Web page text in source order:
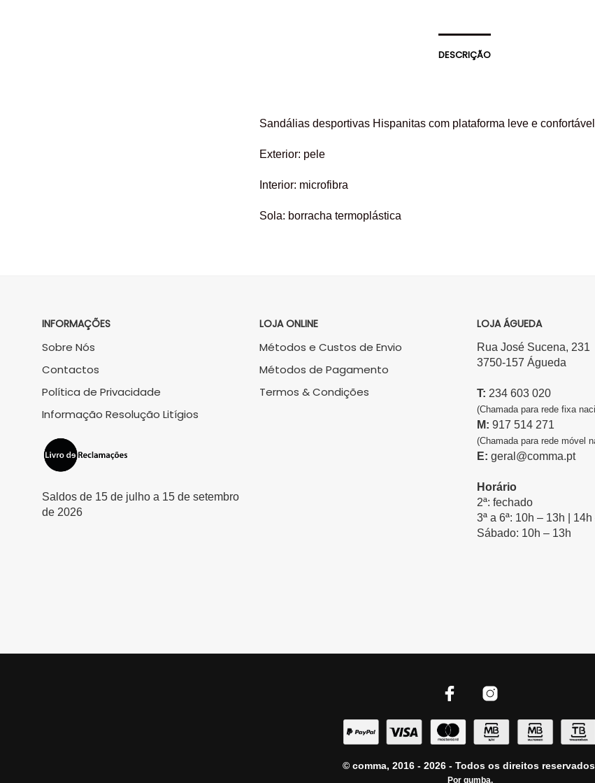
DESCRIÇÃO
Sandálias desportivas Hispanitas com plataforma leve e
Exterior: pele
Interior: microfibra
Sola: borracha termoplástica
INFORMAÇÕES
Sobre Nós
Contactos
Política de Privacidade
Informação Resolução Litígios
Saldos de 15 de julho a 15 de setembro
de 2026
LOJA ONLINE
Métodos e Custos de Envio
Métodos de Pagamento
Termos & Condições
LOJA ÁGUEDA
Rua José Sucena, 231
3750-157 Águeda
T: 234 603 020
(Chamada para rede fixa
M: 917 514 271
(Chamada para rede móvel
E: geral@comma.pt
Horário
2ª: fechado
3ª a 6ª: 10h – 13h | 14h
Sábado: 10h – 13h
© comma, 2016 - 2026 - Todos os direitos
Por gumba.